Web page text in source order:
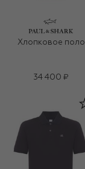
Хлопковое поло
34 400 ₽